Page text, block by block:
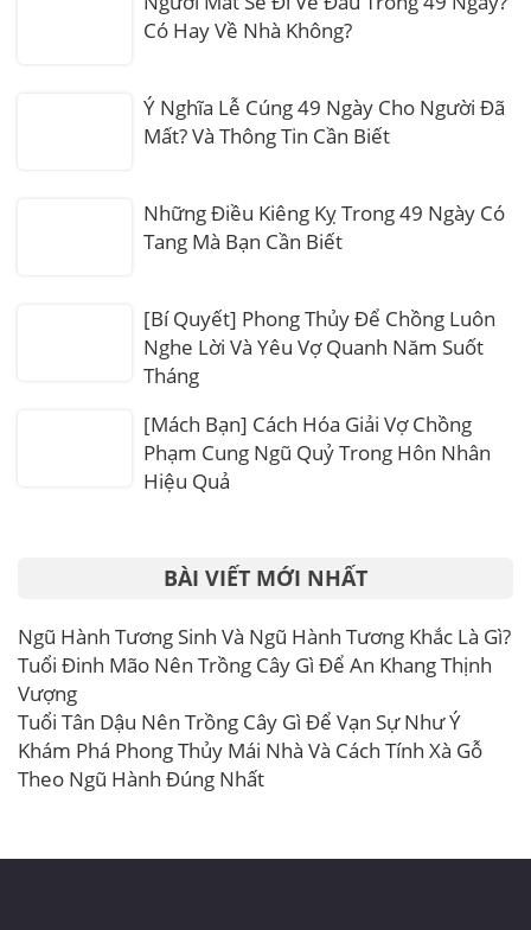
Có Hay Về Nhà Không?
Ý Nghĩa Lễ Cúng 49 Ngày Cho Người Đã
Mất? Và Thông Tin Cần Biết
Những Điều Kiêng Kỵ Trong 49 Ngày Có
Tang Mà Bạn Cần Biết
[Bí Quyết] Phong Thủy Để Chồng Luôn
Nghe Lời Và Yêu Vợ Quanh Năm Suốt
Tháng
[Mách Bạn] Cách Hóa Giải Vợ Chồng
Phạm Cung Ngũ Quỷ Trong Hôn Nhân
Hiệu Quả
BÀI VIẾT MỚI NHẤT
Ngũ Hành Tương Sinh Và Ngũ Hành Tương Khắc Là Gì?
Tuổi Đinh Mão Nên Trồng Cây Gì Để An Khang Thịnh
Vượng
Tuổi Tân Dậu Nên Trồng Cây Gì Để Vạn Sự Như Ý
Khám Phá Phong Thủy Mái Nhà Và Cách Tính Xà Gỗ
Theo Ngũ Hành Đúng Nhất